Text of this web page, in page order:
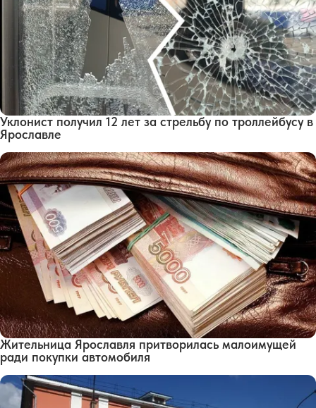
Уклонист получил 12 лет за стрельбу по троллейбусу в
Ярославле
Жительница Ярославля притворилась малоимущей
ради покупки автомобиля